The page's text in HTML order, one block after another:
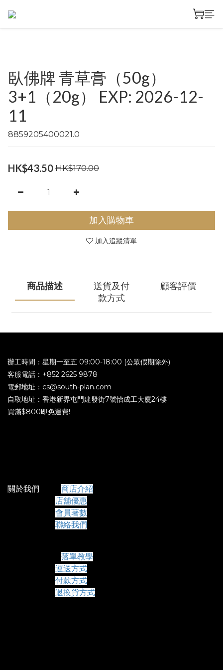
臥佛牌 青草膏（50g）
3+1（20g） EXP: 2026-12-
11
8859205400021.0
HK$43.50 HK$170.00
加入購物車
加入追蹤清單
商品描述
送貨及付
款方式
顧客評價
辦工時間：星期一至五 09:00-18:00 (公眾假期除外)
客服電話：+852 2625 9878
電郵地址：cs@south-plan.com
自取地址：香港新界屯門建發街7號怡成工大廈24樓
買滿$800即免運費!
關於我們 商店介紹
店舖優惠
會員著數
聯絡我們
落單教學
運送方式
付款方式
退換貨方式